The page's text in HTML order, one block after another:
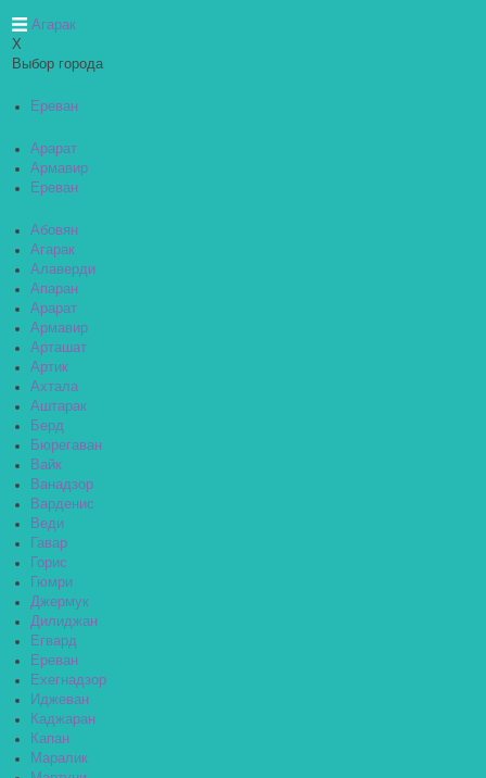
Агарак
X
Выбор города
Ереван
Арарат
Армавир
Ереван
Абовян
Агарак
Алаверди
Апаран
Арарат
Армавир
Арташат
Артик
Ахтала
Аштарак
Берд
Бюрегаван
Вайк
Ванадзор
Варденис
Веди
Гавар
Горис
Гюмри
Джермук
Дилиджан
Егвард
Ереван
Ехегнадзор
Иджеван
Каджаран
Капан
Маралик